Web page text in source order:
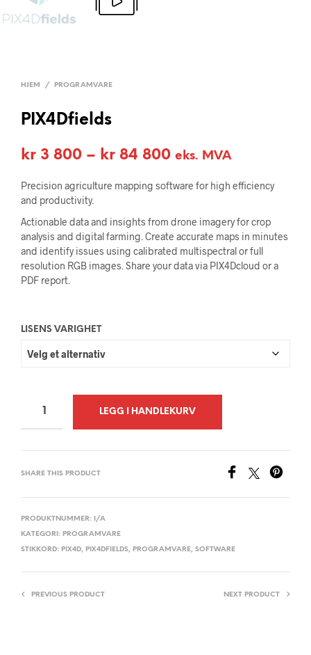
HJEM / PROGRAMVARE
PIX4Dfields
kr 3 800 – kr 84 800Prisområde:
kr 3
til
kr 84
800
eks. MVA
Precision agriculture mapping software for high efficiency
and productivity.
Actionable data and insights from drone imagery for crop
analysis and digital farming. Create accurate maps in minutes
and identify issues using calibrated multispectral or full
resolution RGB images. Share your data via PIX4Dcloud or a
PDF report.
LISENS VARIGHET
LEGG I HANDLEKURV
E
R
N
T
I
SHARE THIS PRODUCT
PRODUKTNUMMER:
I/A
KATEGORI: PROGRAMVARE
STIKKORD: PIX4D, PIX4DFIELDS, PROGRAMVARE, SOFTWARE
PREVIOUS PRODUCT NEXT PRODUCT